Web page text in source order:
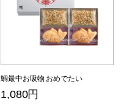
鯛最中お吸物 おめでたい
1,080円